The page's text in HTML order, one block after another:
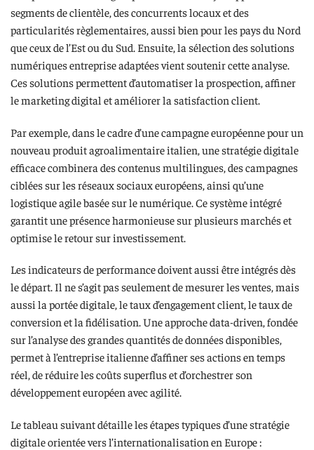
segments de clientèle, des concurrents locaux et des
particularités règlementaires, aussi bien pour les pays du Nord
que ceux de l’Est ou du Sud. Ensuite, la sélection des solutions
numériques entreprise adaptées vient soutenir cette analyse.
Ces solutions permettent d’automatiser la prospection, affiner
le marketing digital et améliorer la satisfaction client.
Par exemple, dans le cadre d’une campagne européenne pour un
nouveau produit agroalimentaire italien, une stratégie digitale
efficace combinera des contenus multilingues, des campagnes
ciblées sur les réseaux sociaux européens, ainsi qu’une
logistique agile basée sur le numérique. Ce système intégré
garantit une présence harmonieuse sur plusieurs marchés et
optimise le retour sur investissement.
Les indicateurs de performance doivent aussi être intégrés dès
le départ. Il ne s’agit pas seulement de mesurer les ventes, mais
aussi la portée digitale, le taux d’engagement client, le taux de
conversion et la fidélisation. Une approche data-driven, fondée
sur l’analyse des grandes quantités de données disponibles,
permet à l’entreprise italienne d’affiner ses actions en temps
réel, de réduire les coûts superflus et d’orchestrer son
développement européen avec agilité.
Le tableau suivant détaille les étapes typiques d’une stratégie
digitale orientée vers l’internationalisation en Europe :